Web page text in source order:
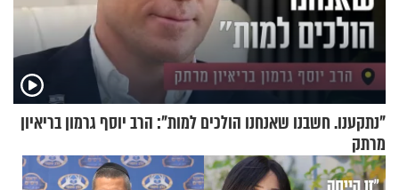
"נתקענו. חשבנו שאנחנו הולכים למות": הרב יוסף גרמון בריאיון
מרתק